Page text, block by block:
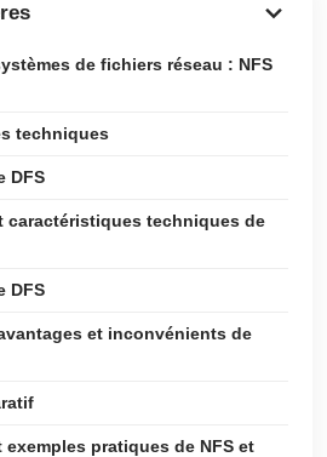
de fichiers réseau : NFS
techniques
DFS
caractéristiques techniques de
DFS
et inconvénients de
exemples pratiques de NFS et